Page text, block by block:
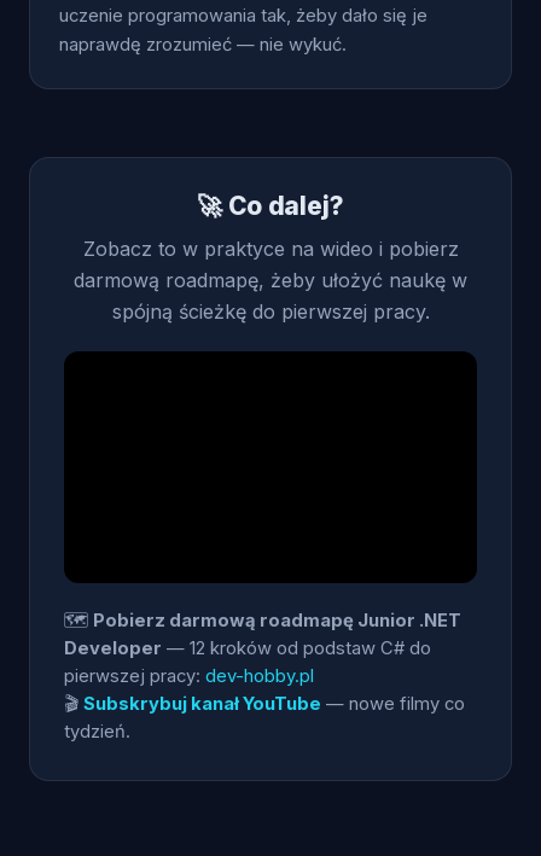
uczenie programowania tak, żeby dało się je
naprawdę zrozumieć — nie wykuć.
🚀 Co dalej?
Zobacz to w praktyce na wideo i pobierz
darmową roadmapę, żeby ułożyć naukę w
spójną ścieżkę do pierwszej pracy.
🗺️ Pobierz darmową roadmapę Junior .NET
Developer — 12 kroków od podstaw C# do
pierwszej pracy: dev-hobby.pl
🎬 Subskrybuj kanał YouTube — nowe filmy co
tydzień.